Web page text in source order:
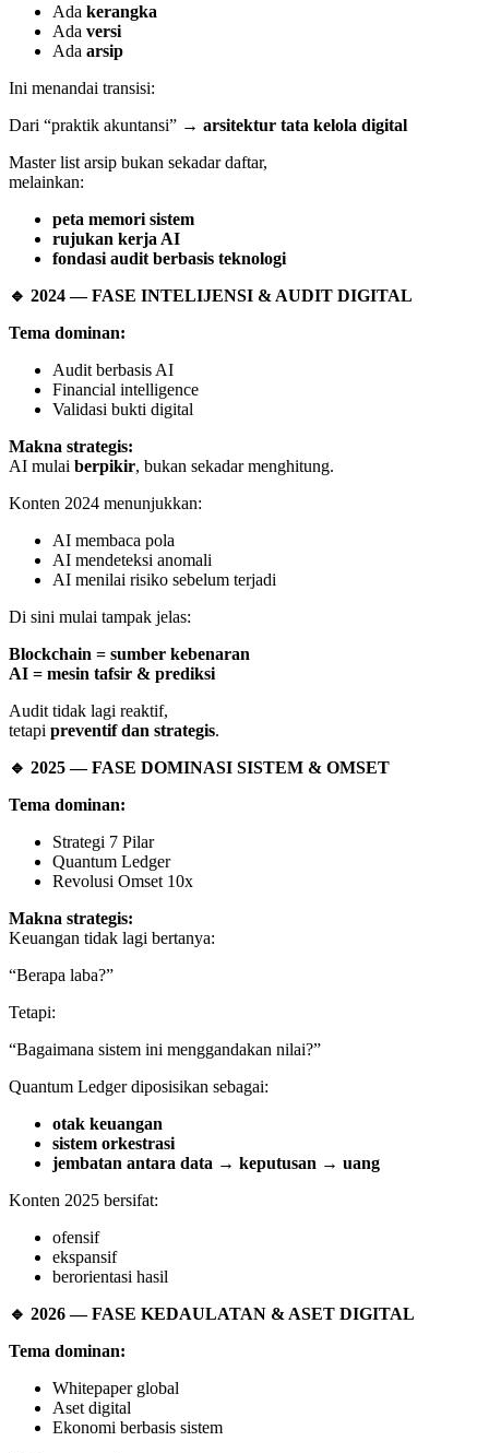
Ada kerangka
Ada versi
Ada arsip
Ini menandai transisi:
Dari “praktik akuntansi” → arsitektur tata kelola digital
Master list arsip bukan sekadar daftar,
melainkan:
peta memori sistem
rujukan kerja AI
fondasi audit berbasis teknologi
🔹 2024 — FASE INTELIJENSI & AUDIT DIGITAL
Tema dominan:
Audit berbasis AI
Financial intelligence
Validasi bukti digital
Makna strategis:
AI mulai berpikir, bukan sekadar menghitung.
Konten 2024 menunjukkan:
AI membaca pola
AI mendeteksi anomali
AI menilai risiko sebelum terjadi
Di sini mulai tampak jelas:
Blockchain = sumber kebenaran
AI = mesin tafsir & prediksi
Audit tidak lagi reaktif,
tetapi preventif dan strategis.
🔹 2025 — FASE DOMINASI SISTEM & OMSET
Tema dominan:
Strategi 7 Pilar
Quantum Ledger
Revolusi Omset 10x
Makna strategis:
Keuangan tidak lagi bertanya:
“Berapa laba?”
Tetapi:
“Bagaimana sistem ini menggandakan nilai?”
Quantum Ledger diposisikan sebagai:
otak keuangan
sistem orkestrasi
jembatan antara data → keputusan → uang
Konten 2025 bersifat:
ofensif
ekspansif
berorientasi hasil
🔹 2026 — FASE KEDAULATAN & ASET DIGITAL
Tema dominan:
Whitepaper global
Aset digital
Ekonomi berbasis sistem